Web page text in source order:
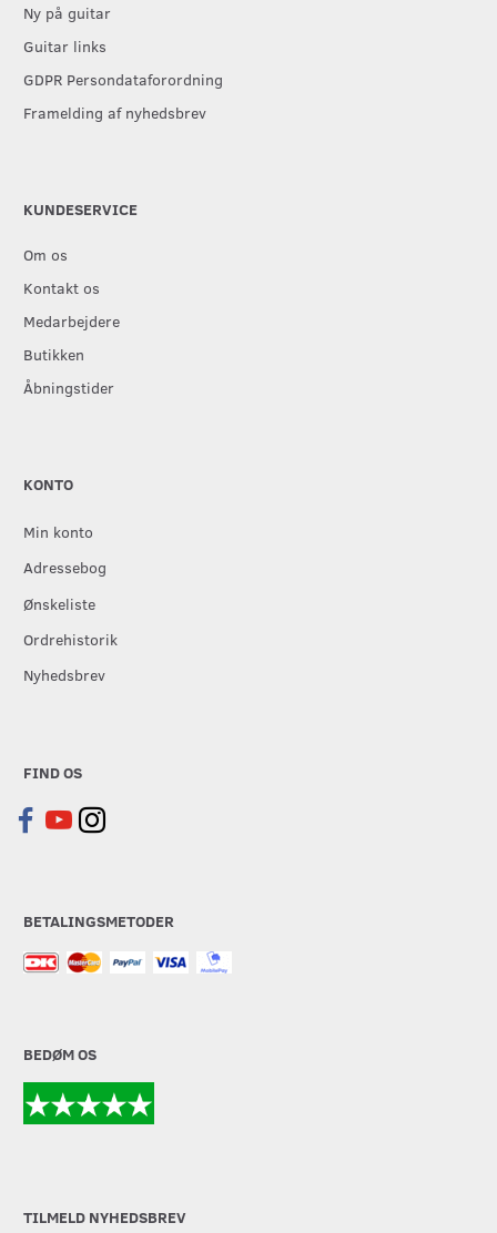
Ny på guitar
Guitar links
GDPR Persondataforordning
Framelding af nyhedsbrev
KUNDESERVICE
Om os
Kontakt os
Medarbejdere
Butikken
Åbningstider
KONTO
Min konto
Adressebog
Ønskeliste
Ordrehistorik
Nyhedsbrev
FIND OS
BETALINGSMETODER
BEDØM OS
TILMELD NYHEDSBREV